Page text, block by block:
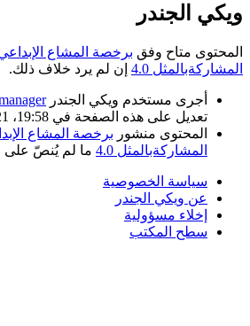
ويكي الجندر
المحتوى متاح وفق برخصة المشاع
المشاركةبالمثل 4.0
إن لم يرد خلاف ذلك.
أجرى مستخدم ويكي الجندر
تعديل على هذه الصفحة في 19:58، 21 مايو 2019.
المحتوى منشور برخصة المشاع
المشاركةبالمثل 4.0
ما لم يُنصّ على
سياسة الخصوصية
عن ويكي الجندر
إخلاء مسؤولية
سطح المكتب